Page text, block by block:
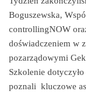
Boguszewska,
controllingNOW
doświadczeniem w
pozarządowymi
Szkolenie
poznali kluczowe